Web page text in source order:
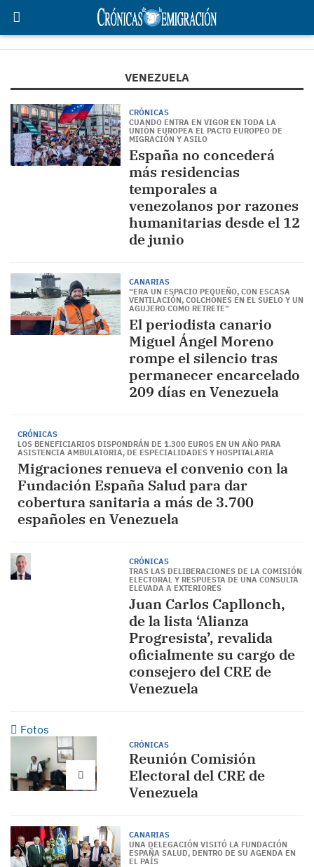
VENEZUELA
CRÓNICAS
CUANDO ENTRA EN VIGOR EN TODA LA
UNIÓN EUROPEA EL PACTO EUROPEO DE
MIGRACIÓN Y ASILO
España no concederá
más residencias
temporales a
venezolanos por razones
humanitarias desde el 12
de junio
CANARIAS
“ERA UN ESPACIO PEQUEÑO, CON ESCASA
VENTILACIÓN, COLCHONES EN EL SUELO Y UN
AGUJERO COMO RETRETE”
El periodista canario
Miguel Ángel Moreno
rompe el silencio tras
permanecer encarcelado
209 días en Venezuela
CRÓNICAS
LOS BENEFICIARIOS DISPONDRÁN DE 1.300 EUROS EN UN AÑO PARA
ASISTENCIA AMBULATORIA, DE ESPECIALIDADES Y HOSPITALARIA
Migraciones renueva el convenio con la
Fundación España Salud para dar
cobertura sanitaria a más de 3.700
españoles en Venezuela
CRÓNICAS
TRAS LAS DELIBERACIONES DE LA COMISIÓN
ELECTORAL Y RESPUESTA DE UNA CONSULTA
ELEVADA A EXTERIORES
Juan Carlos Capllonch,
de la lista ‘Alianza
Progresista’, revalida
oficialmente su cargo de
consejero del CRE de
Venezuela
Fotos
CRÓNICAS
Reunión Comisión
Electoral del CRE de
Venezuela
CANARIAS
UNA DELEGACIÓN VISITÓ LA FUNDACIÓN
ESPAÑA SALUD, DENTRO DE SU AGENDA EN
EL PAÍS